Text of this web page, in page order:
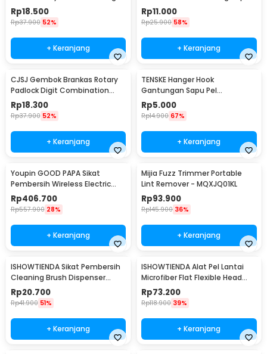
Mesh Bag - 62319
Rp18.500
Rp37.900 52%
+ Keranjang
5Mx3cm - B35
Rp11.000
Rp25.900 58%
+ Keranjang
CJSJ Gembok Brankas Rotary
Padlock Digit Combination
Padlock - CH-209
Rp18.300
Rp37.900 52%
+ Keranjang
TENSKE Hanger Hook
Gantungan Sapu Pel
Multifungsi 1 PCS - GF-016
Rp5.000
Rp14.900 67%
+ Keranjang
Youpin GOOD PAPA Sikat
Pembersih Wireless Electric
Cleaning - CL99
Rp406.700
Rp557.900 28%
+ Keranjang
Mijia Fuzz Trimmer Portable
Lint Remover - MQXJQ01KL
Rp93.900
Rp145.900 36%
+ Keranjang
ISHOWTIENDA Sikat Pembersih
Cleaning Brush Dispenser
Sabun Air - S0026
Rp20.700
Rp41.900 51%
+ Keranjang
ISHOWTIENDA Alat Pel Lantai
Microfiber Flat Flexible Head
with Bucket - FMI60
Rp73.200
Rp118.900 39%
+ Keranjang